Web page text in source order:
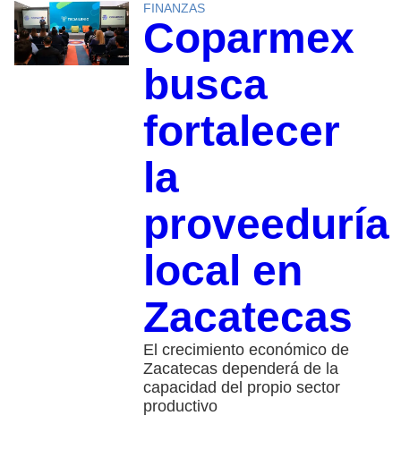
FINANZAS
Coparmex
busca
fortalecer
la
proveeduría
local en
Zacatecas
El crecimiento económico de
Zacatecas dependerá de la
capacidad del propio sector
productivo